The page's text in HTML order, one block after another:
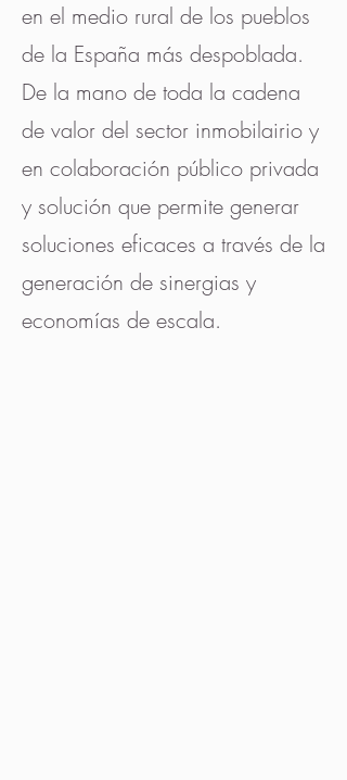
en el medio rural de los pueblos
de la España más despoblada.
De la mano de toda la cadena
de valor del sector inmobilairio y
en colaboración público privada
y solución que permite generar
soluciones eficaces a través de la
generación de sinergias y
economías de escala.